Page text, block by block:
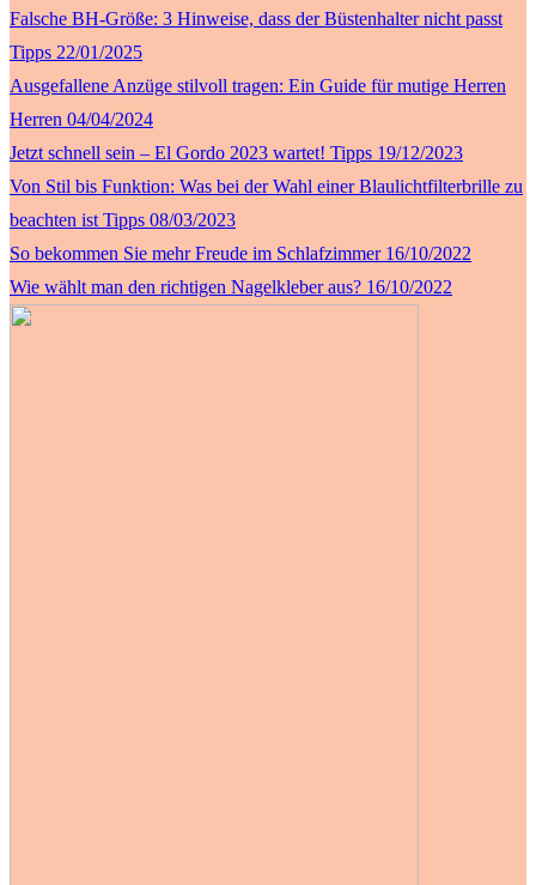
Falsche BH-Größe: 3 Hinweise, dass der Büstenhalter nicht passt
Tipps 22/01/2025
Ausgefallene Anzüge stilvoll tragen: Ein Guide für mutige Herren
Herren 04/04/2024
Jetzt schnell sein – El Gordo 2023 wartet! Tipps 19/12/2023
Von Stil bis Funktion: Was bei der Wahl einer Blaulichtfilterbrille zu
beachten ist Tipps 08/03/2023
So bekommen Sie mehr Freude im Schlafzimmer 16/10/2022
Wie wählt man den richtigen Nagelkleber aus? 16/10/2022